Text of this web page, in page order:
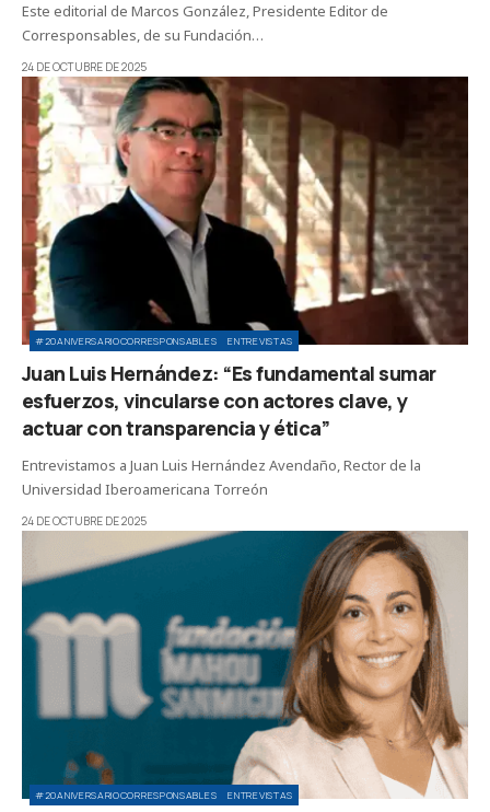
Este editorial de Marcos González, Presidente Editor de
Corresponsables, de su Fundación…
24 DE OCTUBRE DE 2025
#20ANIVERSARIOCORRESPONSABLES ENTREVISTAS
Juan Luis Hernández: “Es fundamental sumar
esfuerzos, vincularse con actores clave, y
actuar con transparencia y ética”
Entrevistamos a Juan Luis Hernández Avendaño, Rector de la
Universidad Iberoamericana Torreón
24 DE OCTUBRE DE 2025
#20ANIVERSARIOCORRESPONSABLES ENTREVISTAS